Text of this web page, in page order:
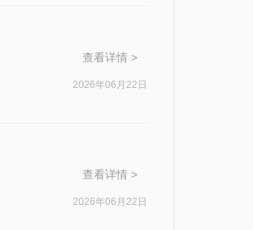
查看详情 >
2026年06月22日
查看详情 >
2026年06月22日